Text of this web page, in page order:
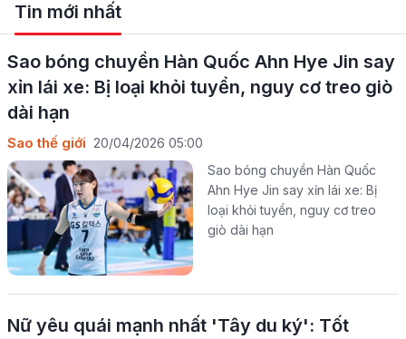
Tin mới nhất
Sao bóng chuyền Hàn Quốc Ahn Hye Jin say
xỉn lái xe: Bị loại khỏi tuyển, nguy cơ treo giò
dài hạn
Sao thế giới 20/04/2026 05:00
Sao bóng chuyền Hàn Quốc
Ahn Hye Jin say xỉn lái xe: Bị
loại khỏi tuyển, nguy cơ treo
giò dài hạn
Nữ yêu quái mạnh nhất 'Tây du ký': Tốt